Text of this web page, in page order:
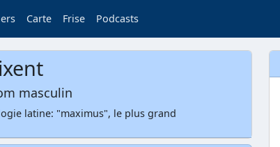
Carte Frise Podcasts
masculin
latine: "maximus", le plus grand